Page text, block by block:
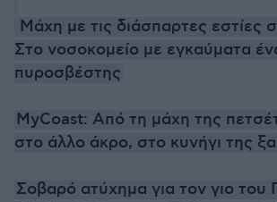
Μάχη με τις διάσπαρτες εστίες
Στο νοσοκομείο με εγκαύματα
πυροσβέστης
MyCoast: Από τη μάχη της
στο άλλο άκρο, στο κυνήγι της
Σοβαρό ατύχημα για τον γιο του